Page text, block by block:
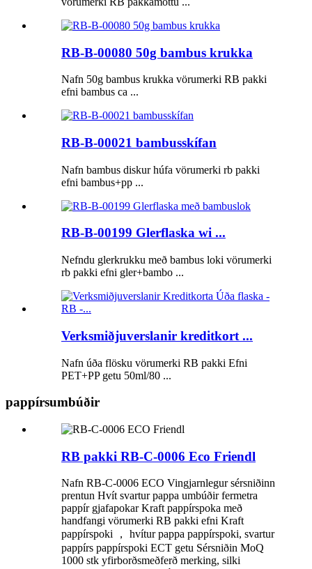
RB-B-00080 50g bambus krukka
Nafn 50g bambus krukka vörumerki RB pakki
efni bambus ca ...
RB-B-00021 bambusskífan
Nafn bambus diskur húfa vörumerki rb pakki
efni bambus+pp ...
RB-B-00199 Glerflaska wi ...
Nefndu glerkrukku með bambus loki vörumerki
rb pakki efni gler+bambo ...
Verksmiðjuverslanir kreditkort ...
Nafn úða flösku vörumerki RB pakki Efni
PET+PP getu 50ml/80 ...
pappírsumbúðir
RB pakki RB-C-0006 Eco Friendl
Nafn RB-C-0006 ECO Vingjarnlegur sérsniðinn
prentun Hvít svartur pappa umbúðir fermetra
pappír gjafapokar Kraft pappírspoka með
handfangi vörumerki RB pakki efni Kraft
pappírspoki ， hvítur pappa pappírspoki, svartur
pappírs pappírspoki ECT getu Sérsniðin MoQ
1000 stk yfirborðsmeðferð merking, silki